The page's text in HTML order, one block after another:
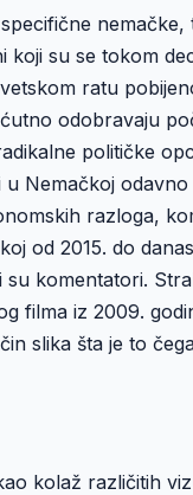
koji su se tokom
ratu
odobravaju
političke
Nemačkoj
razloga,
od 2015. do
su komentatori.
filma iz 2009.
slika šta je to
kolaž različitih